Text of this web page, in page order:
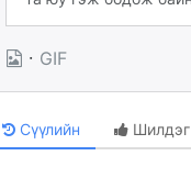
· GIF
Сүүлийн Шилдэг